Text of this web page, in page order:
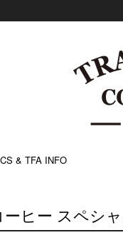
& TFA INFO
ヒー スペシ